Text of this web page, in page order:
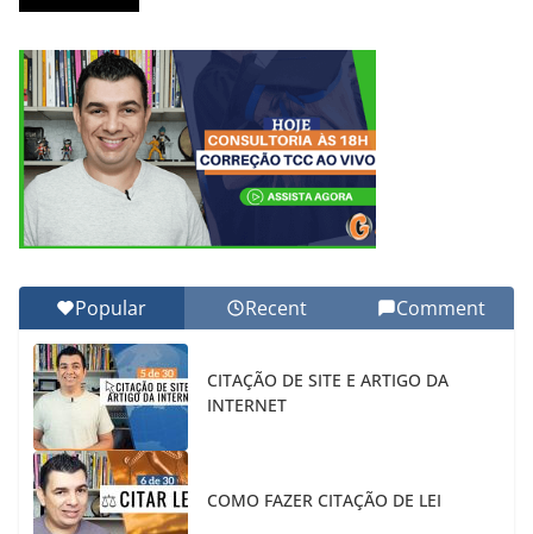
Popular Recent Comment
CITAÇÃO DE SITE E ARTIGO DA
INTERNET
COMO FAZER CITAÇÃO DE LEI